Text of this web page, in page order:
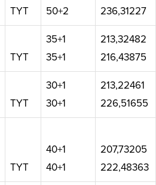
TYT
50+2
236,31227
TYT
35+1
35+1
213,32482
216,43875
TYT
30+1
30+1
213,22461
226,51655
TYT
40+1
40+1
207,73205
222,48363